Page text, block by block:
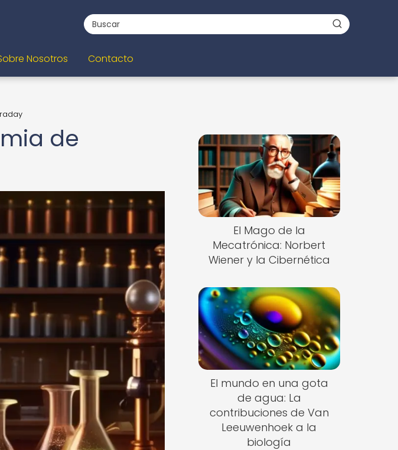
Nosotros Contacto
de
El Mago de la
Mecatrónica: Norbert
Wiener y la Cibernética
El mundo en una gota
de agua: La
contribuciones de Van
Leeuwenhoek a la
biología